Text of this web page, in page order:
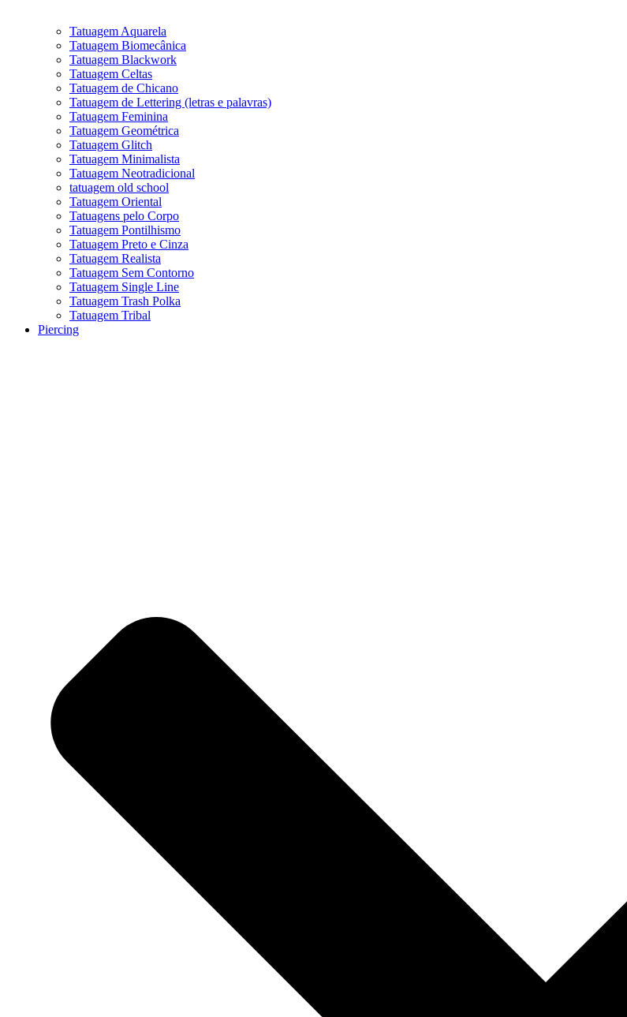
Tatuagem Aquarela
Tatuagem Biomecânica
Tatuagem Blackwork
Tatuagem Celtas
Tatuagem de Chicano
Tatuagem de Lettering (letras e palavras)
Tatuagem Feminina
Tatuagem Geométrica
Tatuagem Glitch
Tatuagem Minimalista
Tatuagem Neotradicional
tatuagem old school
Tatuagem Oriental
Tatuagens pelo Corpo
Tatuagem Pontilhismo
Tatuagem Preto e Cinza
Tatuagem Realista
Tatuagem Sem Contorno
Tatuagem Single Line
Tatuagem Trash Polka
Tatuagem Tribal
Piercing